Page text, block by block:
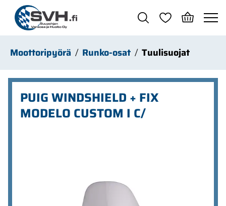
Siirry pääsisältöön
Moottoripyörä Runko-osat Tuulisuojat
PUIG WINDSHIELD + FIX
MODELO CUSTOM I C/